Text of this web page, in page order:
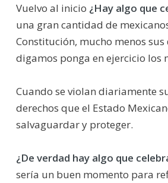
Vuelvo al inicio ¿Hay algo que
una gran cantidad de
Constitución, mucho menos sus
digamos ponga en ejercicio los
Cuando se violan diariamente
derechos que el Estado
salvaguardar y proteger.
¿De verdad hay algo que
sería un buen momento para